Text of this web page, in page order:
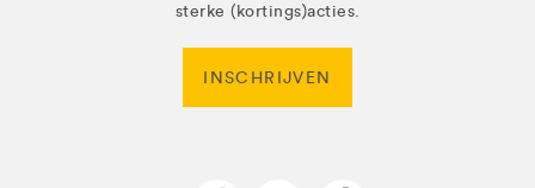
sterke (kortings)acties.
INSCHRIJVEN